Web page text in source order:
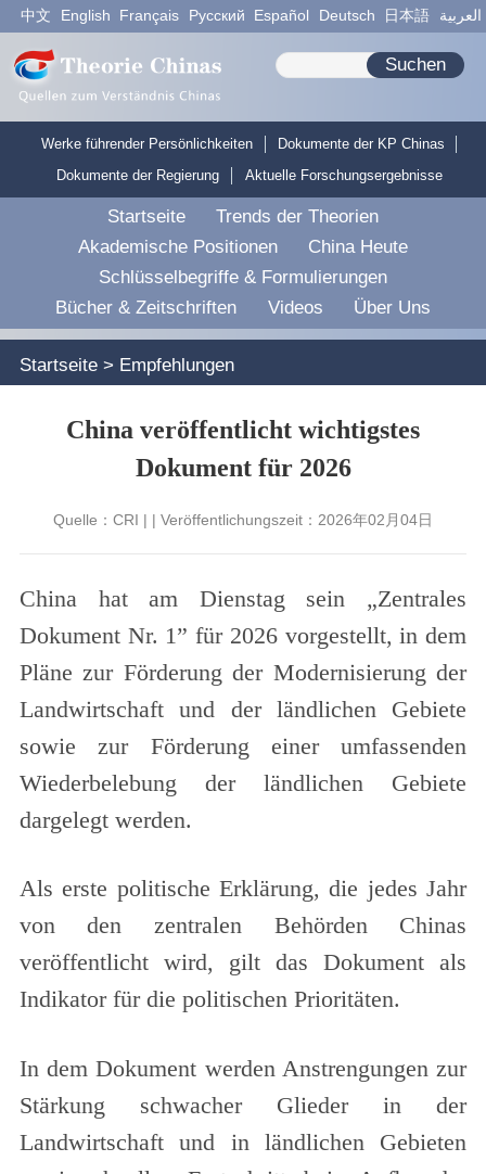
中文 English Français Pусский Español Deutsch 日本語 العربية
Suchen
Werke führender Persönlichkeiten
Dokumente der KP Chinas
Dokumente der Regierung
Aktuelle Forschungsergebnisse
Startseite
Trends der Theorien
Akademische Positionen
China Heute
Schlüsselbegriffe & Formulierungen
Bücher & Zeitschriften
Videos Über Uns
Startseite> Empfehlungen
China veröffentlicht wichtigstes
Dokument für 2026
Quelle：CRI | | Veröffentlichungszeit：2026年02月04日
China hat am Dienstag sein „Zentrales
Dokument Nr. 1” für 2026 vorgestellt, in dem
Pläne zur Förderung der Modernisierung der
Landwirtschaft und der ländlichen Gebiete
sowie zur Förderung einer umfassenden
Wiederbelebung der ländlichen Gebiete
dargelegt werden.
Als erste politische Erklärung, die jedes Jahr
von den zentralen Behörden Chinas
veröffentlicht wird, gilt das Dokument als
Indikator für die politischen Prioritäten.
In dem Dokument werden Anstrengungen zur
Stärkung schwacher Glieder in der
Landwirtschaft und in ländlichen Gebieten